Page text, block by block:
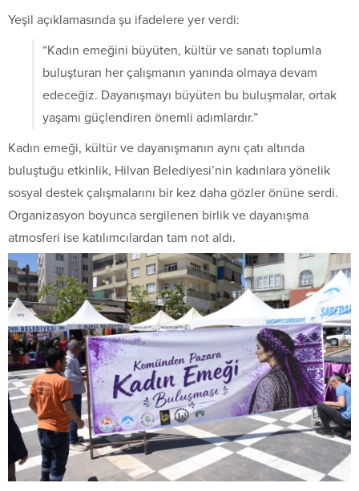
Yeşil açıklamasında şu ifadelere yer verdi:
“Kadın emeğini büyüten, kültür ve sanatı toplumla
buluşturan her çalışmanın yanında olmaya devam
edeceğiz. Dayanışmayı büyüten bu buluşmalar, ortak
yaşamı güçlendiren önemli adımlardır.”
Kadın emeği, kültür ve dayanışmanın aynı çatı altında
buluştuğu etkinlik, Hilvan Belediyesi’nin kadınlara yönelik
sosyal destek çalışmalarını bir kez daha gözler önüne serdi.
Organizasyon boyunca sergilenen birlik ve dayanışma
atmosferi ise katılımcılardan tam not aldı.